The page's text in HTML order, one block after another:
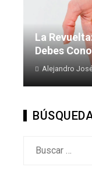
La
Debes
Alejandro